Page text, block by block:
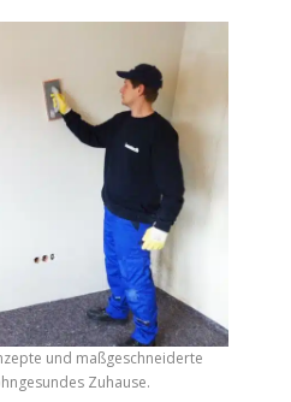
und maßgeschneiderte
Zuhause.